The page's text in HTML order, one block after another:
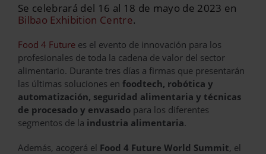
Se celebrará del 16 al 18 de mayo de 2023 en
Bilbao Exhibition Centre.
Food 4 Future es el evento de innovación para los
profesionales de toda la cadena de valor del sector
alimentario. Durante tres días a firmas que presentarán
las últimas soluciones en foodtech, robótica y
automatización, seguridad alimentaria y técnicas
de procesado y envasado para los diferentes
segmentos de la industria alimentaria.
Además, acogerá el Food 4 Future World Summit, el